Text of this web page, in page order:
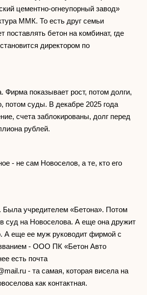
цементно-огнеупорный завод»
ММК. То есть друг семьи
поставлять бетон на комбинат, где
директором по
Фирма показывает рост, потом долги,
потом суды. В декабре 2025 года
счета заблокированы, долг перед
рублей.
- не сам Новоселов, а те, кто его
учредителем «Бетона». Потом
суд на Новоселова. А еще она дружит
А еще ее муж руководит фирмой с
- ООО ПК «Бетон Авто
есть почта
- та самая, которая висела на
как контактная.